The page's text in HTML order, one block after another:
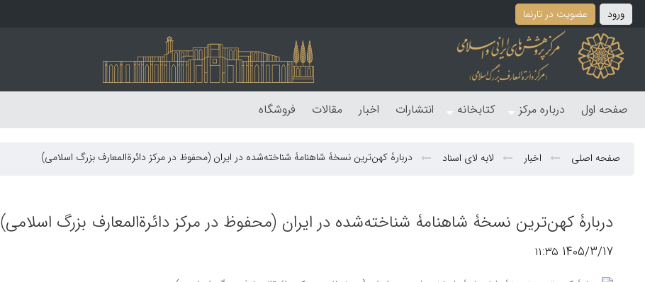
ورود عضویت در تارنما
صفحه اول درباره مرکز کتابخانه انتشارات اخبار مقالات فروشگاه
صفحه اصلی اخبار لابه لای اسناد دربارۀ کهن‌ترین نسخۀ شاهنامۀ شناخته‌شده در ایران (محفوظ در مرکز دائرةالمعارف بزرگ اسلامی)
دربارۀ کهن‌ترین نسخۀ شاهنامۀ شناخته‌شده در ایران (محفوظ در مرکز دائرةالمعارف بزرگ اسلامی)
1405/3/17 ۱۱:۳۵